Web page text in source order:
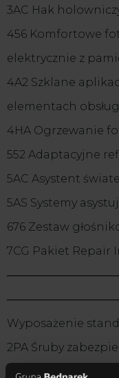
3AC Hak
456 Komfortowe
elektrycznie z
4A2 Szklane
elementach
4HA Ogrzewanie
552 Adaptacyjne
5AC Asystent
5AS Systemy
676 Zestaw
7CG Pakiet Repair
Wyposażenie
2PA Śruby
2VB System